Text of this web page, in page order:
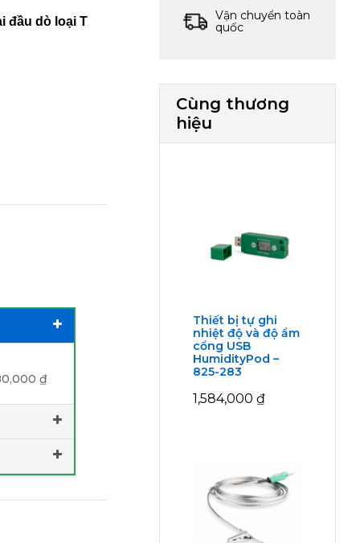
đầu dò loại T
₫
Vận chuyển toàn
quốc
Cùng thương
hiệu
Thiết bị tự ghi
nhiệt độ và độ ẩm
cổng USB
HumidityPod –
825-283
1,584,000₫